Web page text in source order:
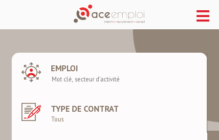
EMPLOI
TYPE DE CONTRAT